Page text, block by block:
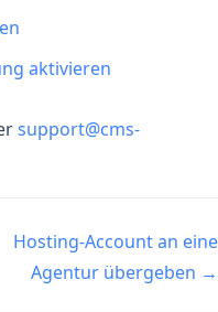
aktivieren
support@cms-
Hosting-Account an eine
Agentur übergeben →